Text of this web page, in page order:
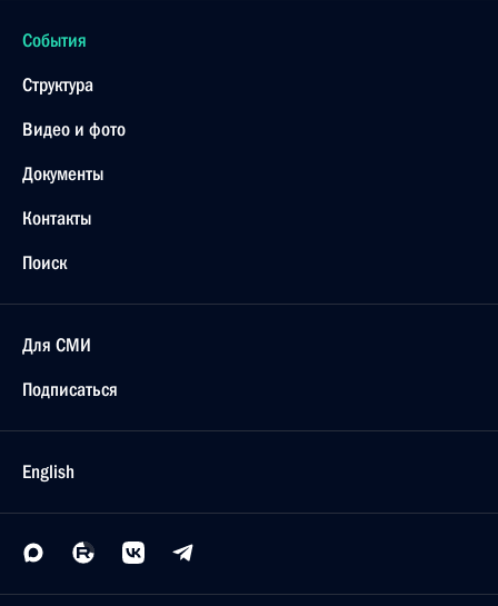
События
Структура
Видео и фото
Документы
Контакты
Поиск
Для СМИ
Подписаться
English